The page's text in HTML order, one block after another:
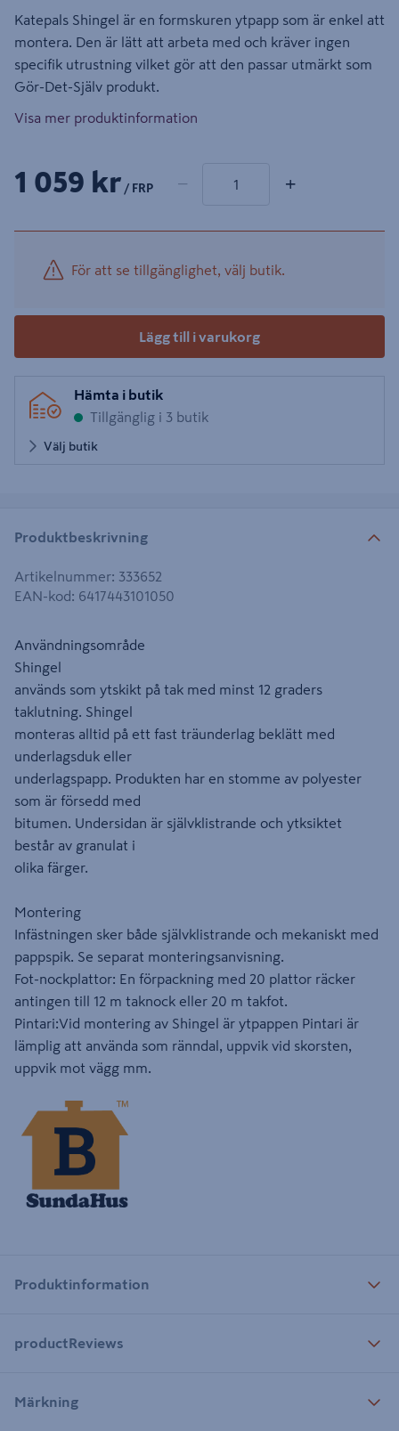
Katepals Shingel är en formskuren ytpapp som är enkel att
montera. Den är lätt att arbeta med och kräver ingen
specifik utrustning vilket gör att den passar utmärkt som
Gör-Det-Själv produkt.
Visa mer produktinformation
1 059 kr / FRP − +
För att se tillgänglighet, välj butik.
Lägg till i varukorg
Hämta i butik
Tillgänglig i 3 butik
Välj butik
Produktbeskrivning
Artikelnummer: 333652
EAN-kod: 6417443101050
Användningsområde
Shingel
används som ytskikt på tak med minst 12 graders
taklutning. Shingel
monteras alltid på ett fast träunderlag beklätt med
underlagsduk eller
underlagspapp. Produkten har en stomme av polyester
som är försedd med
bitumen. Undersidan är självklistrande och ytksiktet
består av granulat i
olika färger.
Montering
Infästningen sker både självklistrande och mekaniskt med
pappspik. Se separat monteringsanvisning.
Fot-nockplattor: En förpackning med 20 plattor räcker
antingen till 12 m taknock eller 20 m takfot.
Pintari:Vid montering av Shingel är ytpappen Pintari är
lämplig att använda som ränndal, uppvik vid skorsten,
uppvik mot vägg mm.
Produktinformation
productReviews
Märkning